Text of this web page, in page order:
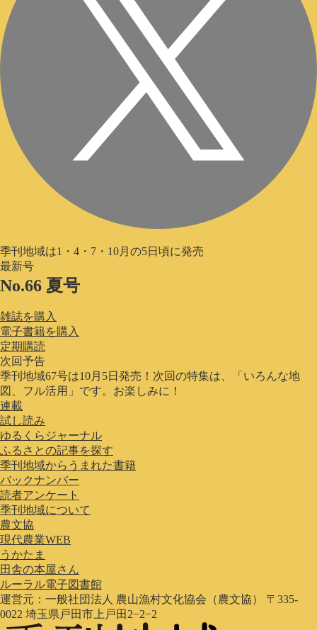
季刊地域は1・4・7・10月の5日頃に発売
最新号
No.66 夏号
雑誌を購入
電子書籍を購入
定期購読
次回予告
季刊地域67号は10月5日発売！次回の特集は、「いろんな地
図、フル活用」です。お楽しみに！
連載
試し読み
ゆるくらジャーナル
ふるさとの記事を探す
季刊地域からうまれた書籍
バックナンバー
読者アンケート
季刊地域について
農文協
現代農業WEB
うかたま
田舎の本屋さん
ルーラル電子図書館
運営元：一般社団法人 農山漁村文化協会（農文協） 〒335-
0022 埼玉県戸田市上戸田2−2−2